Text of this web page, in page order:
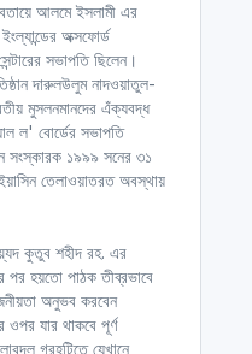
আলমে ইসলামী এর
অক্সফোর্ড
সভাপতি ছিলেন।
দারুলউলুম নাদওয়াতুল-
মুসলনমানদের এঁক্যবদ্ধ
ল' বোর্ডের সভাপতি
সংস্কারক ১৯৯৯ সনের ৩১
তেলাওয়াতরত অবস্থায়
কুতুব শহীদ রহ. এর
হয়তো পাঠক তীব্রভাবে
অনুভব করবেন
ওপর যার থাকবে পূর্ণ
গ্রহটিতে যেখানে